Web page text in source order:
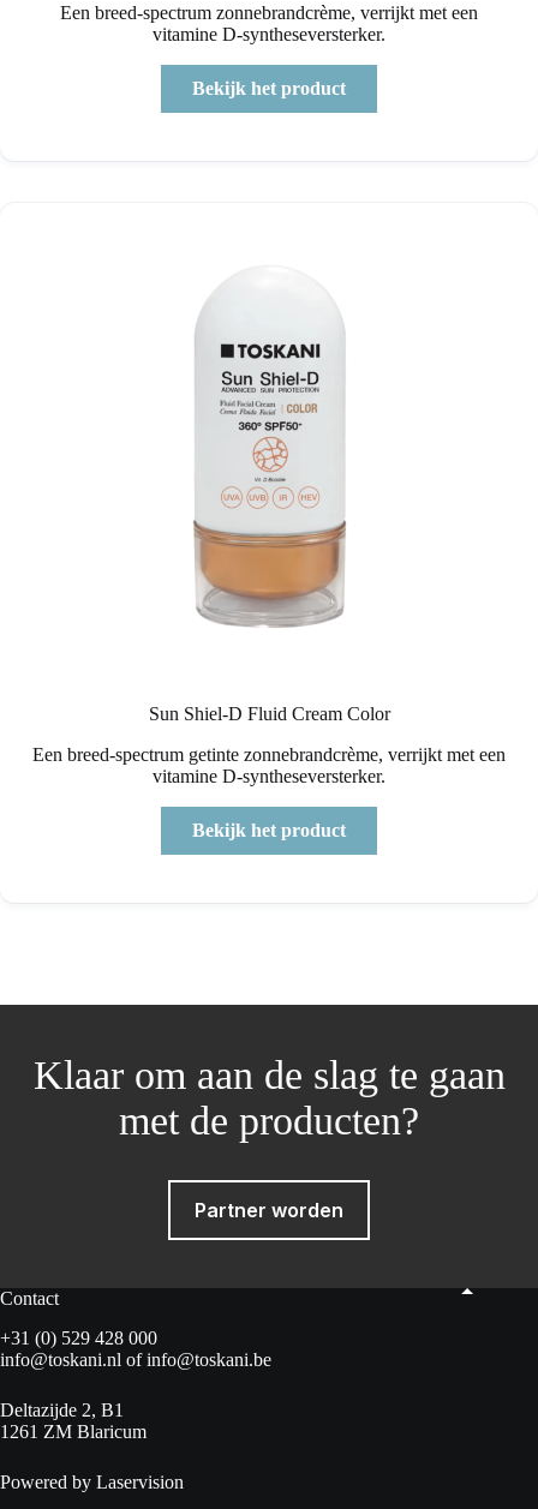
Een breed-spectrum zonnebrandcrème, verrijkt met een
vitamine D-syntheseversterker.
Bekijk het product
Sun Shiel-D Fluid Cream Color
Een breed-spectrum getinte zonnebrandcrème, verrijkt met een
vitamine D-syntheseversterker.
Bekijk het product
Klaar om aan de slag te gaan
met de producten?
Partner worden
Contact
+31 (0) 529 428 000
info@toskani.nl ofinfo@toskani.be
Deltazijde 2, B1
1261 ZM Blaricum
Powered by Laservision